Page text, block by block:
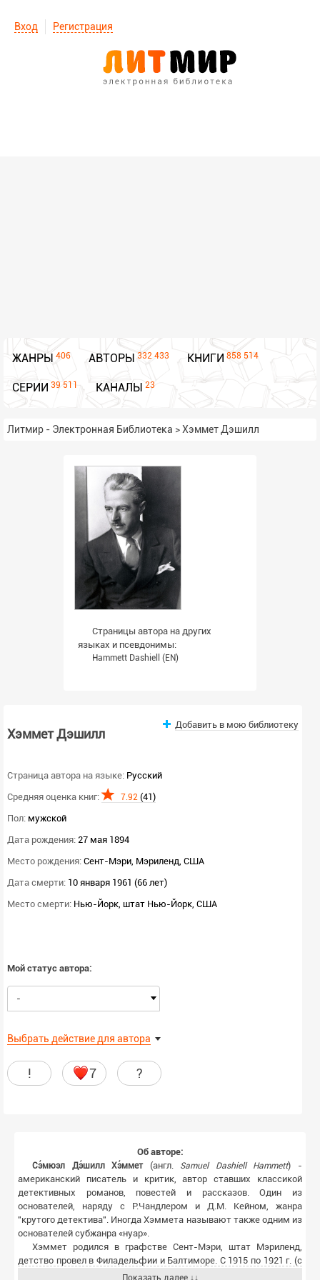
Вход Регистрация
ЖАНРЫ 406 АВТОРЫ 332 433 КНИГИ 858 514
СЕРИИ 39 511 КАНАЛЫ 23
Литмир - Электронная Библиотека >Хэммет Дэшилл
Страницы автора на других
языках и псевдонимы:
Hammett Dashiell (EN)
Хэммет Дэшилл
Добавить в мою библиотеку
Страница автора на языке: Русский
Средняя оценка книг:
7.92 (41)
Пол: мужской
Дата рождения: 27 мая 1894
Место рождения: Сент-Мэри, Мэриленд, США
Дата смерти: 10 января 1961 (66 лет)
Место смерти: Нью-Йорк, штат Нью-Йорк, США
Мой статус автора:
-
Выбрать действие для автора
! 7 ?
Об авторе:
Сэ́мюэл Дэ́шилл Хэ́ммет(англ. Samuel Dashiell Hammett) -
американский писатель и критик, автор ставших классикой
детективных романов, повестей и рассказов. Один из
основателей, наряду с Р.Чандлером и Д.М. Кейном, жанра
"крутого детектива". Иногда Хэммета называют также одним из
основателей субжанра «нуар».
Хэммет родился в графстве Сент-Мэри, штат Мэриленд,
детство провел в Филадельфии и Балтиморе. С 1915 по 1921 г. (с
перерывом на время войны) работал частным сыщиком в
Показать далее ↓↓